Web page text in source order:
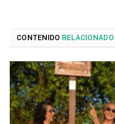
CONTENIDO RELACIONADO